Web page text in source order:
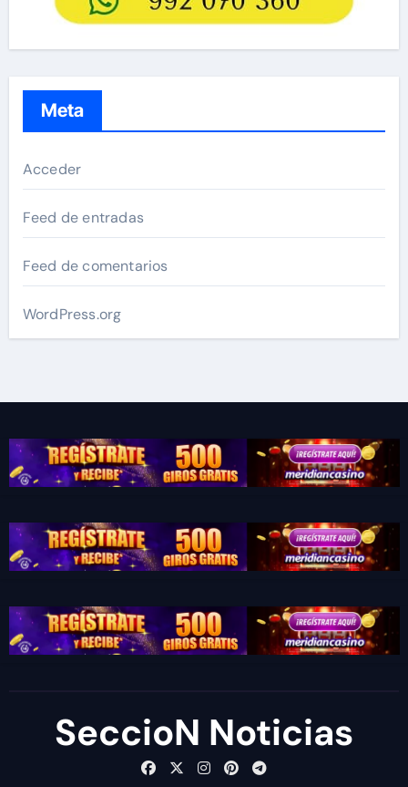
Meta
Acceder
Feed de entradas
Feed de comentarios
WordPress.org
SeccioN Noticias